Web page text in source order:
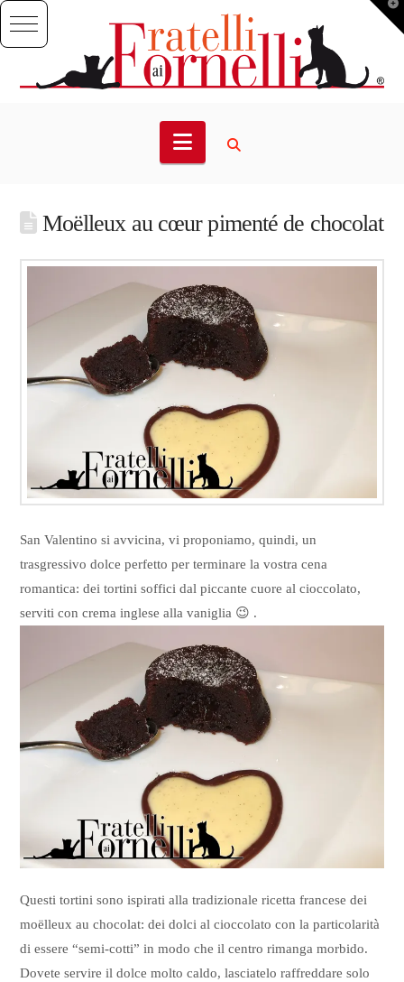
Navigation
Moëlleux au cœur pimenté de chocolat
San Valentino si avvicina, vi proponiamo, quindi, un
trasgressivo dolce perfetto per terminare la vostra cena
romantica: dei tortini soffici dal piccante cuore al cioccolato,
serviti con crema inglese alla vaniglia 😉 .
Questi tortini sono ispirati alla tradizionale ricetta francese dei
moëlleux au chocolat: dei dolci al cioccolato con la particolarità
di essere “semi-cotti” in modo che il centro rimanga morbido.
Dovete servire il dolce molto caldo, lasciatelo raffreddare solo